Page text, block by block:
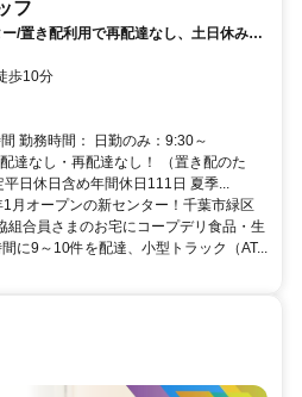
フ
/置き配利用で再配達なし、土日休みで
歩10分
勤務時間： 日勤のみ：9:30～
達なし・再配達なし！ （置き配のた
日休日含め年間休日111日 夏季...
月オープンの新センター！千葉市緑区
組合員さまのお宅にコープデリ食品・生
に9～10件を配達、小型トラック（AT...